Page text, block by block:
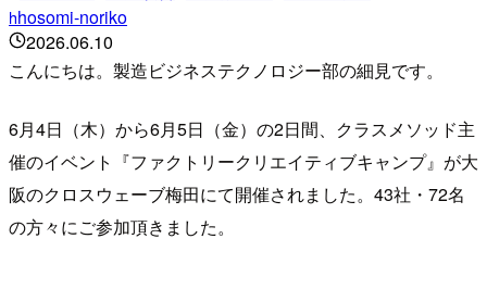
hhosomi-noriko
2026.06.10
こんにちは。製造ビジネステクノロジー部の細見です。
6月4日（木）から6月5日（金）の2日間、クラスメソッド主
催のイベント『ファクトリークリエイティブキャンプ』が大
阪のクロスウェーブ梅田にて開催されました。43社・72名
の方々にご参加頂きました。